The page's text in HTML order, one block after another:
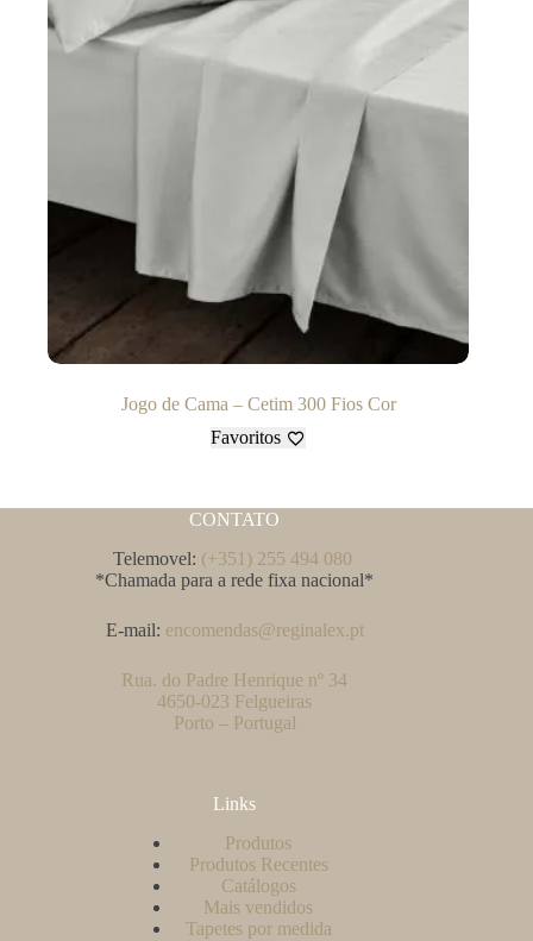
Jogo de Cama – Cetim 300 Fios Cor
Favoritos
CONTATO
Telemovel: (+351) 255 494 080
*Chamada para a rede fixa nacional*
E-mail: encomendas@reginalex.pt
Rua. do Padre Henrique nº 34
4650-023 Felgueiras
Porto – Portugal
Links
Produtos
Produtos Recentes
Catálogos
Mais vendidos
Tapetes por medida